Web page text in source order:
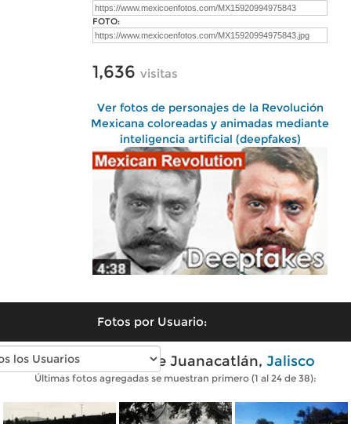
FOTO:
1,636 visitas
Ver fotos de personajes de la Revolución
Mexicana coloreadas y animadas mediante
inteligencia artificial (deepfakes)
Fotos por Usuario:
Fotos antiguas de Juanacatlán, Jalisco
Últimas fotos agregadas se muestran primero (1 al 24 de 38):